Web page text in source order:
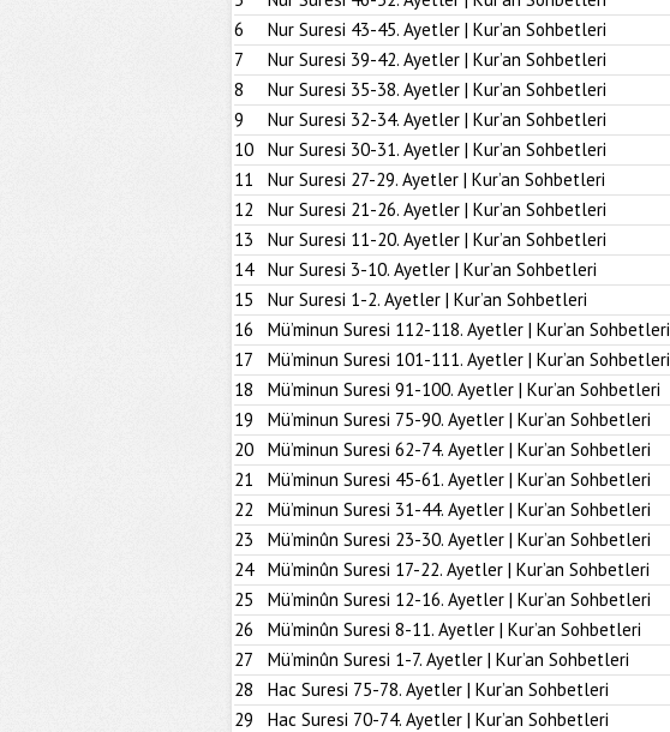
6
Nur Suresi 43-45. Ayetler | Kur’an Sohbetleri
7
Nur Suresi 39-42. Ayetler | Kur’an Sohbetleri
8
Nur Suresi 35-38. Ayetler | Kur’an Sohbetleri
9
Nur Suresi 32-34. Ayetler | Kur’an Sohbetleri
10
Nur Suresi 30-31. Ayetler | Kur’an Sohbetleri
11
Nur Suresi 27-29. Ayetler | Kur’an Sohbetleri
12
Nur Suresi 21-26. Ayetler | Kur’an Sohbetleri
13
Nur Suresi 11-20. Ayetler | Kur’an Sohbetleri
14
Nur Suresi 3-10. Ayetler | Kur’an Sohbetleri
15
Nur Suresi 1-2. Ayetler | Kur’an Sohbetleri
16
Mü’minun Suresi 112-118. Ayetler | Kur’an Sohbetleri
17
Mü’minun Suresi 101-111. Ayetler | Kur’an Sohbetleri
18
Mü’minun Suresi 91-100. Ayetler | Kur’an Sohbetleri
19
Mü’minun Suresi 75-90. Ayetler | Kur’an Sohbetleri
20
Mü’minun Suresi 62-74. Ayetler | Kur’an Sohbetleri
21
Mü’minun Suresi 45-61. Ayetler | Kur’an Sohbetleri
22
Mü’minun Suresi 31-44. Ayetler | Kur’an Sohbetleri
23
Mü’minûn Suresi 23-30. Ayetler | Kur’an Sohbetleri
24
Mü’minûn Suresi 17-22. Ayetler | Kur’an Sohbetleri
25
Mü’minûn Suresi 12-16. Ayetler | Kur’an Sohbetleri
26
Mü’minûn Suresi 8-11. Ayetler | Kur’an Sohbetleri
27
Mü’minûn Suresi 1-7. Ayetler | Kur’an Sohbetleri
28
Hac Suresi 75-78. Ayetler | Kur’an Sohbetleri
29
Hac Suresi 70-74. Ayetler | Kur’an Sohbetleri